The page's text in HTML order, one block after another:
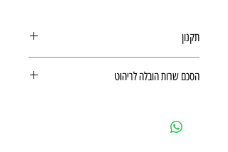
תקנון
הסכם שרות הובלה לריהוט